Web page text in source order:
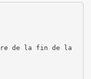
de la fin de la